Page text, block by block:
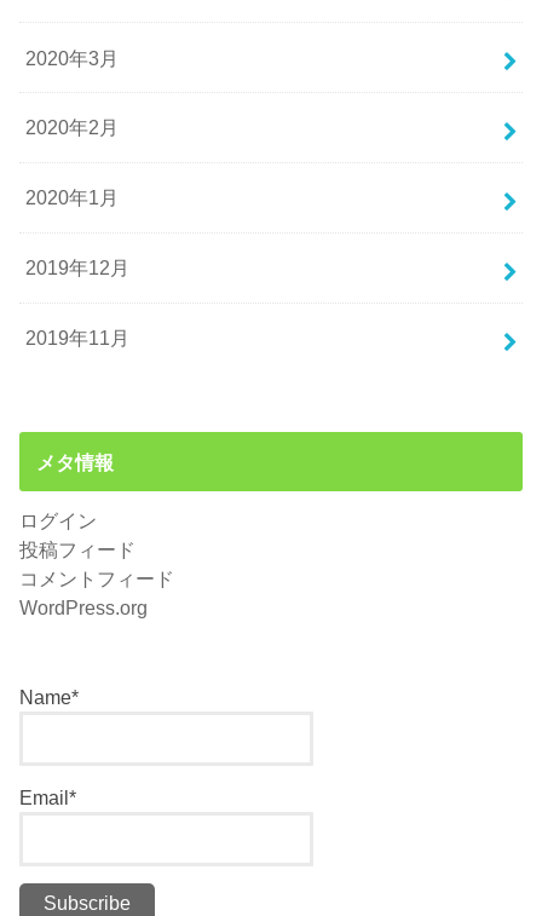
2020年3月
2020年2月
2020年1月
2019年12月
2019年11月
メタ情報
ログイン
投稿フィード
コメントフィード
WordPress.org
Name*
Email*